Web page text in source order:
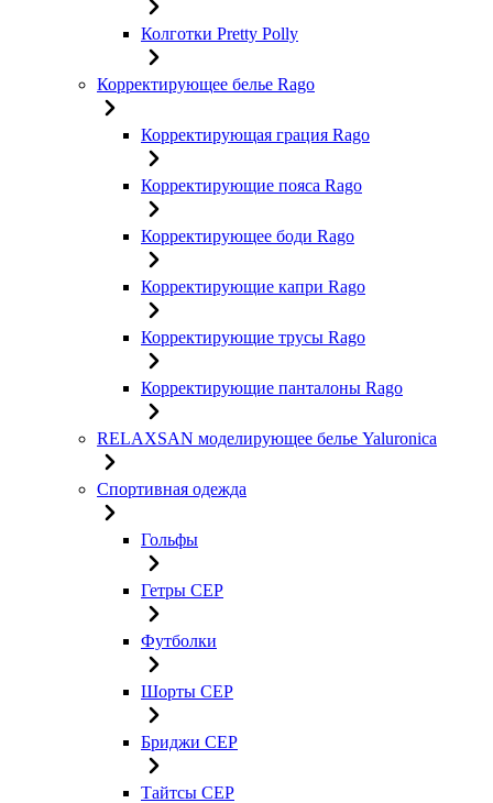
Колготки Pretty Polly
Корректирующее белье Rago
Корректирующая грация Rago
Корректирующие пояса Rago
Корректирующее боди Rago
Корректирующие капри Rago
Корректирующие трусы Rago
Корректирующие панталоны Rago
RELAXSAN моделирующее белье Yaluroniсa
Спортивная одежда
Гольфы
Гетры CEP
Футболки
Шорты CEP
Бриджи CEP
Тайтсы CEP